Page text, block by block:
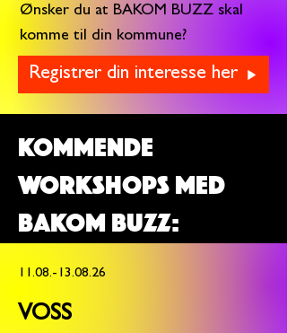
Ønsker du at BAKOM BUZZ skal
komme til din kommune?
Registrer din interesse her
KOMMENDE
WORKSHOPS MED
BAKOM BUZZ:
11.08.-13.08.26
VOSS